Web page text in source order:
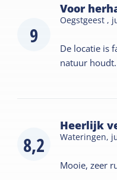
9
Voor
Oegstgeest ,
De locatie is
natuur houdt.
8,2
Heerlijk
Wateringen,
Mooie, zeer